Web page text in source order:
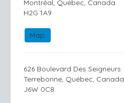
Montréal, Québec, Canada
H2G 1A9
Map
626 Boulevard Des Seigneurs
Terrebonne, Québec, Canada
J6W 0C8